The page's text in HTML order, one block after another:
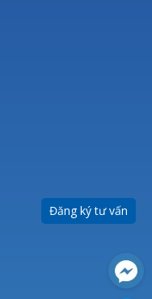
Đăng ký tư vấn